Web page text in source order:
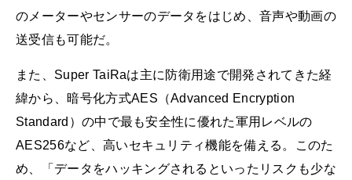
のメーターやセンサーのデータをはじめ、音声や動画の
送受信も可能だ。
また、Super TaiRaは主に防衛用途で開発されてきた経
緯から、暗号化方式AES（Advanced Encryption
Standard）の中で最も安全性に優れた軍用レベルの
AES256など、高いセキュリティ機能を備える。このた
め、「データをハッキングされるといったリスクも少な